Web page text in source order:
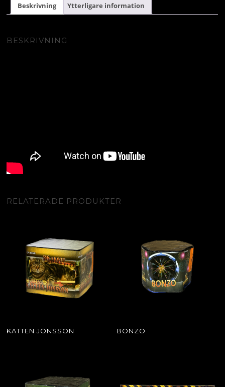
Beskrivning Ytterligare information
BESKRIVNING
RELATERADE PRODUKTER
KATTEN JÖNSSON BONZO